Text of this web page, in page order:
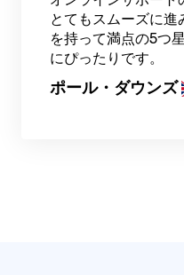
とてもスムーズに進
を持って満点の5つ
にぴったりです。
ポール・ダウンズ